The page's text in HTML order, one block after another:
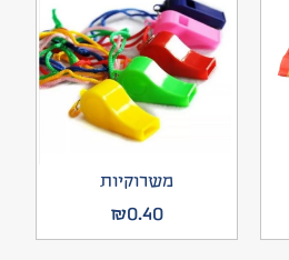
משרוקיות
₪0.40